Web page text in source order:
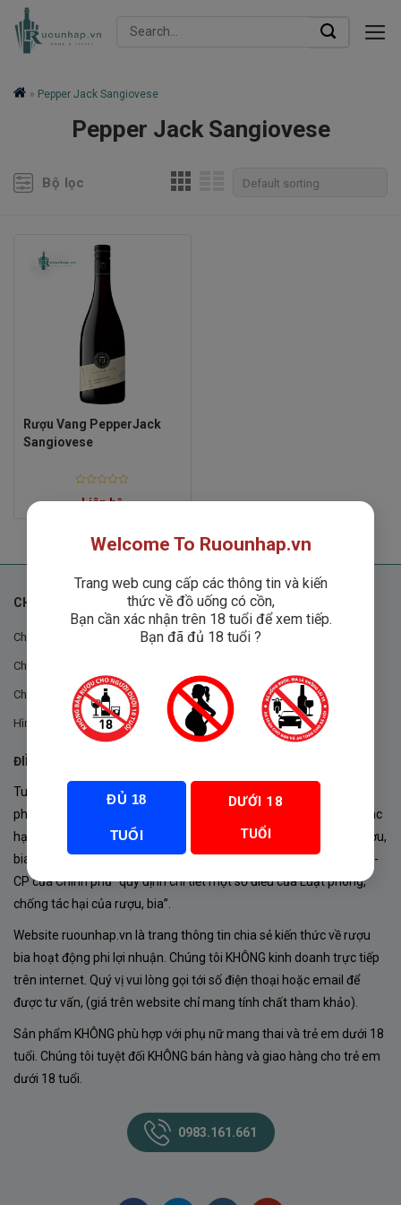
Skip
Search
» Pepper Jack Sangiovese
Pepper Jack Sangiovese
Bộ lọc
Rượu Vang PepperJack
Sangiovese
Rated
Liên hệ
CHÍNH SÁCH
Chính sách chung
Chính sách đổi trả
Chính sách mua hàng
Hình thức thanh toán
ĐIỀU KHOẢN VÀ CHÍNH SÁCH
Tuân thủ Nghị định 105/2017/NĐ-CP ngày 14/9/2017 của Chính
phủ về sản xuất, kinh doanh rượu. Tuân thủ Luật “phòng chống tác
hại của rượu, bia” số 44/2019/QH14-Điều 16 về “điều kiện bán rượu,
bia theo hình thức thương mại điện tử”; Nghị định số 24/2020/NĐ-
CP của Chính phủ “quy định chi tiết một số điều của Luật phòng,
chống tác hại của rượu, bia”.
Website ruounhap.vn là trang thông tin chia sẻ kiến thức về rượu
bia hoạt động phi lợi nhuận. Chúng tôi KHÔNG kinh doanh trực tiếp
trên internet. Quý vị vui lòng gọi tới số điện thoại hoặc email để
được tư vấn, (giá trên website chỉ mang tính chất tham khảo).
Sản phẩm KHÔNG phù hợp với phụ nữ mang thai và trẻ em dưới 18
tuổi. Chúng tôi tuyệt đối KHÔNG bán hàng và giao hàng cho trẻ em
dưới 18 tuổi.
0983.161.661
Welcome To Ruounhap.vn
Trang web cung cấp các thông tin và kiến
thức về đồ uống có cồn,
Bạn cần xác nhận trên 18 tuổi để xem tiếp.
Bạn đã đủ 18 tuổi ?
ĐỦ 18
TUỔI
DƯỚI 18
TUỔI